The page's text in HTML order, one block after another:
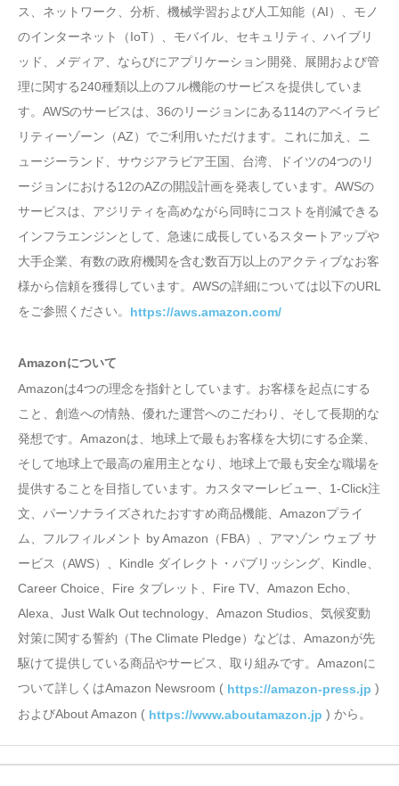
ス、ネットワーク、分析、機械学習および人工知能（AI）、モノ
のインターネット（IoT）、モバイル、セキュリティ、ハイブリ
ッド、メディア、ならびにアプリケーション開発、展開および管
理に関する240種類以上のフル機能のサービスを提供していま
す。AWSのサービスは、36のリージョンにある114のアベイラビ
リティーゾーン（AZ）でご利用いただけます。これに加え、ニ
ュージーランド、サウジアラビア王国、台湾、ドイツの4つのリ
ージョンにおける12のAZの開設計画を発表しています。AWSの
サービスは、アジリティを高めながら同時にコストを削減できる
インフラエンジンとして、急速に成長しているスタートアップや
大手企業、有数の政府機関を含む数百万以上のアクティブなお客
様から信頼を獲得しています。AWSの詳細については以下のURL
をご参照ください。 https://aws.amazon.com/
Amazonについて
Amazonは4つの理念を指針としています。お客様を起点にする
こと、創造への情熱、優れた運営へのこだわり、そして長期的な
発想です。Amazonは、地球上で最もお客様を大切にする企業、
そして地球上で最高の雇用主となり、地球上で最も安全な職場を
提供することを目指しています。カスタマーレビュー、1-Click注
文、パーソナライズされたおすすめ商品機能、Amazonプライ
ム、フルフィルメント by Amazon（FBA）、アマゾン ウェブ サ
ービス（AWS）、Kindle ダイレクト・パブリッシング、Kindle、
Career Choice、Fire タブレット、Fire TV、Amazon Echo、
Alexa、Just Walk Out technology、Amazon Studios、気候変動
対策に関する誓約（The Climate Pledge）などは、Amazonが先
駆けて提供している商品やサービス、取り組みです。Amazonに
ついて詳しくはAmazon Newsroom ( https://amazon-press.jp )
およびAbout Amazon ( https://www.aboutamazon.jp ) から。